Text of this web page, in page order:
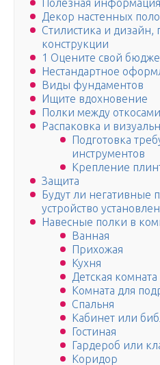
Полезная информация
Декор настенных
Стилистика и дизайн,
конструкции
1 Оцените свой
Нестандартное
Виды фундаментов
Ищите вдохновение
Полки между
Распаковка и
Подготовка
инструментов
Крепление
Защита
Будут ли негативные
устройство
Навесные полки в
Ванная
Прихожая
Кухня
Детская комната
Комната для
Спальня
Кабинет или
Гостиная
Гардероб или
Коридор